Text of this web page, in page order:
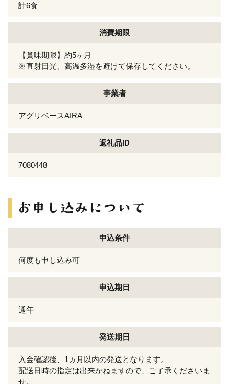
計6食
消費期限
【賞味期限】約5ヶ月
※直射日光、高温多湿を避けて保存してください。
事業者
アグリベースAIRA
返礼品ID
7080448
申込条件
何度も申し込み可
申込期日
通年
発送期日
入金確認後、1ヵ月以内の発送となります。
配送日時の指定は出来かねますので、ご了承くださいま
せ。